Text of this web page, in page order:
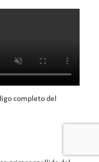
completo del